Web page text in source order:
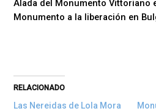
Alada del Monumento Vittoriano
Monumento a la liberación en
RELACIONADO
Las Nereidas de Lola Mora